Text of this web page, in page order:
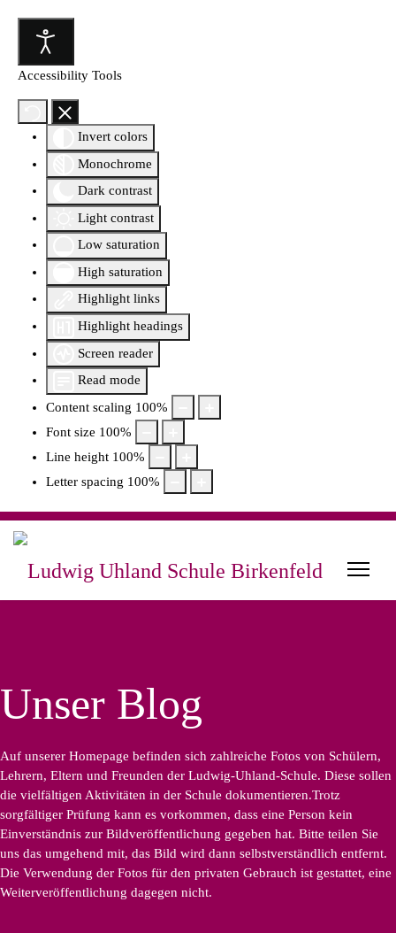
Accessibility Tools
Invert colors
Monochrome
Dark contrast
Light contrast
Low saturation
High saturation
Highlight links
Highlight headings
Screen reader
Read mode
Content scaling 100%
Font size 100%
Line height 100%
Letter spacing 100%
Unser Blog
Auf unserer Homepage befinden sich zahlreiche Fotos von Schülern,
Lehrern, Eltern und Freunden der Ludwig-Uhland-Schule. Diese sollen
die vielfältigen Aktivitäten in der Schule dokumentieren.Trotz
sorgfältiger Prüfung kann es vorkommen, dass eine Person kein
Einverständnis zur Bildveröffentlichung gegeben hat. Bitte teilen Sie
uns das umgehend mit, das Bild wird dann selbstverständlich entfernt.
Die Verwendung der Fotos für den privaten Gebrauch ist gestattet, eine
Weiterveröffentlichung dagegen nicht.